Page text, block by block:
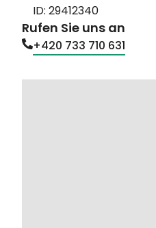
ID: 29412340
Rufen Sie uns an
+420 733 710 631